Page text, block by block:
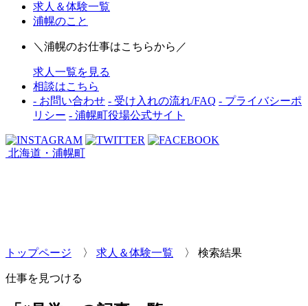
求人＆体験一覧
浦幌のこと
＼浦幌のお仕事はこちらから／
求人一覧を見る
相談はこちら
- お問い合わせ - 受け入れの流れ/FAQ - プライバシーポ
リシー - 浦幌町役場公式サイト
北海道・浦幌町
トップページ 〉 求人＆体験一覧 〉 検索結果
仕事を見つける